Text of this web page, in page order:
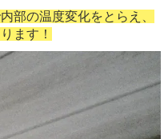
部の温度変化をとらえ、
ます！